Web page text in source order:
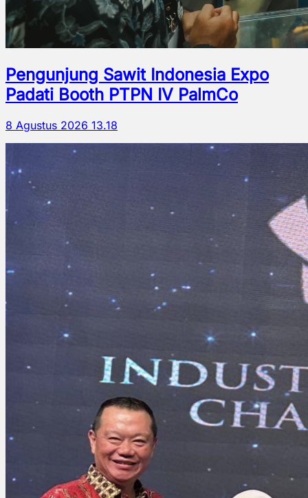
Pengunjung Sawit Indonesia Expo
Padati Booth PTPN IV PalmCo
8 Agustus 2026 13.18